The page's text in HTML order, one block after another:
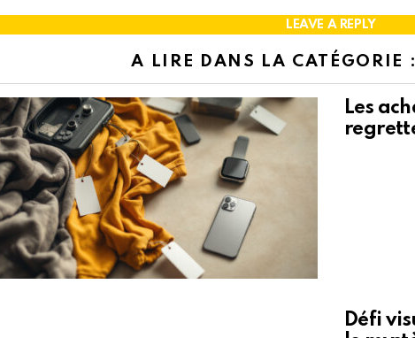
LEAVE A REPLY
A LIRE DANS LA CATÉGORIE :
Les
Défi